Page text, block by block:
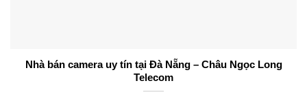
Nhà bán camera uy tín tại Đà Nẵng – Châu Ngọc Long
Telecom